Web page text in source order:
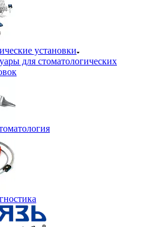
установки
для стоматологических